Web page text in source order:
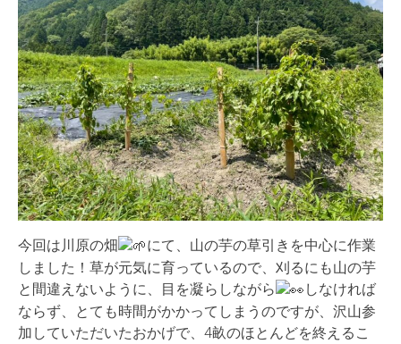
今回は川原の畑
にて、山の芋の草引きを中心に作業
しました！草が元気に育っているので、刈るにも山の芋
と間違えないように、目を凝らしながら
しなければ
ならず、とても時間がかかってしまうのですが、沢山参
加していただいたおかげで、4畝のほとんどを終えるこ